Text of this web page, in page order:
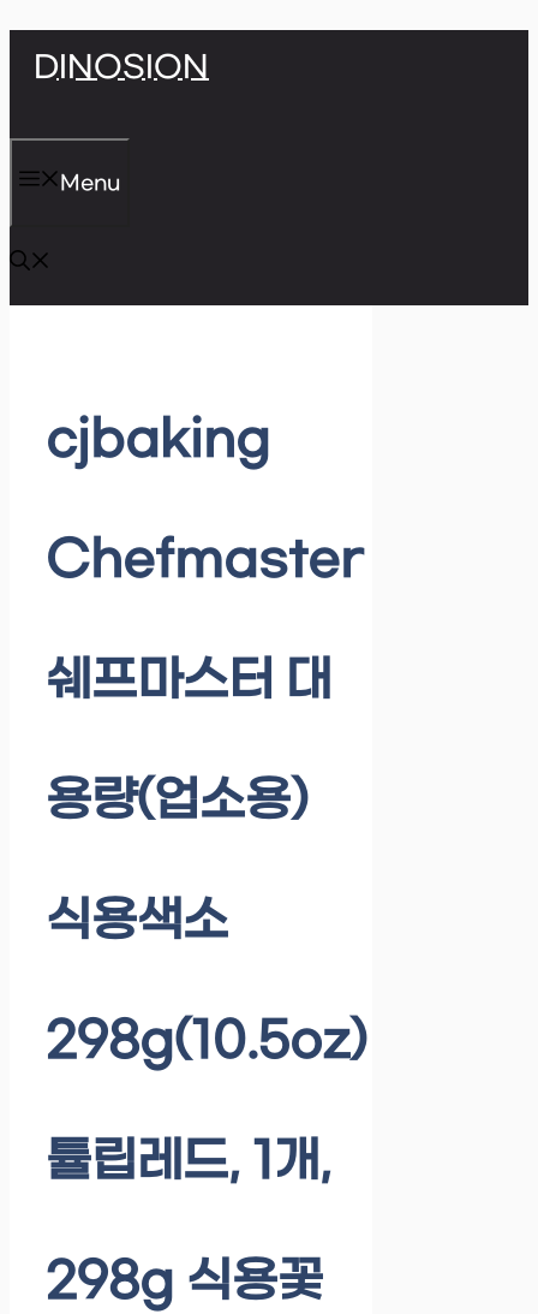
SkipDINOSION
Menu
cjbaking
Chefmaster
쉐프마스터 대
용량(업소용)
식용색소
298g(10.5oz)
튤립레드, 1개,
298g 식용꽃